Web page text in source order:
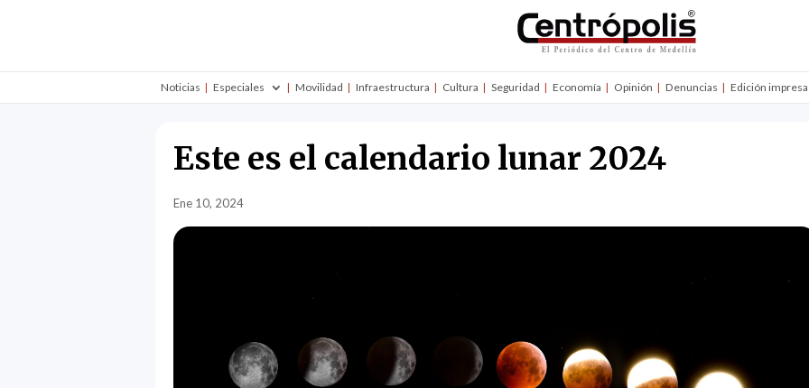
Noticias Especiales Movilidad Infraestructura Cultura Seguridad Economía Opinión Denuncias Edición impresa
Este es el calendario lunar 2024
Ene 10, 2024